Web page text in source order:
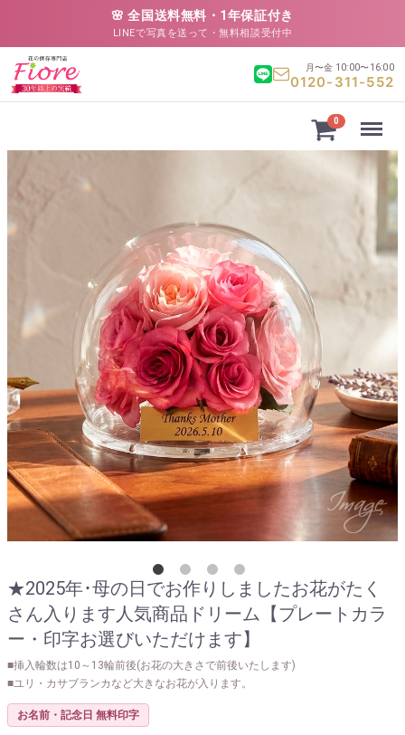
🌸 全国送料無料・1年保証付き
LINEで写真を送って・無料相談受付中
月〜金 10:00〜16:00
0120-311-552
0 Menu
★2025年･母の日でお作りしましたお花がたく
さん入ります人気商品ドリーム【プレートカラ
ー・印字お選びいただけます】
■挿入輪数は10～13輪前後(お花の大きさで前後いたします)
■ユリ・カサブランカなど大きなお花が入ります。
お名前・記念日 無料印字